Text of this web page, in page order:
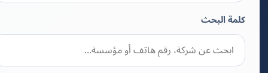
كلمة البحث